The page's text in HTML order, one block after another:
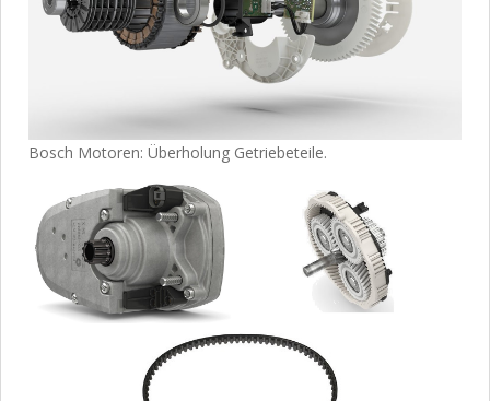
Bosch Motoren: Überholung Getriebeteile.